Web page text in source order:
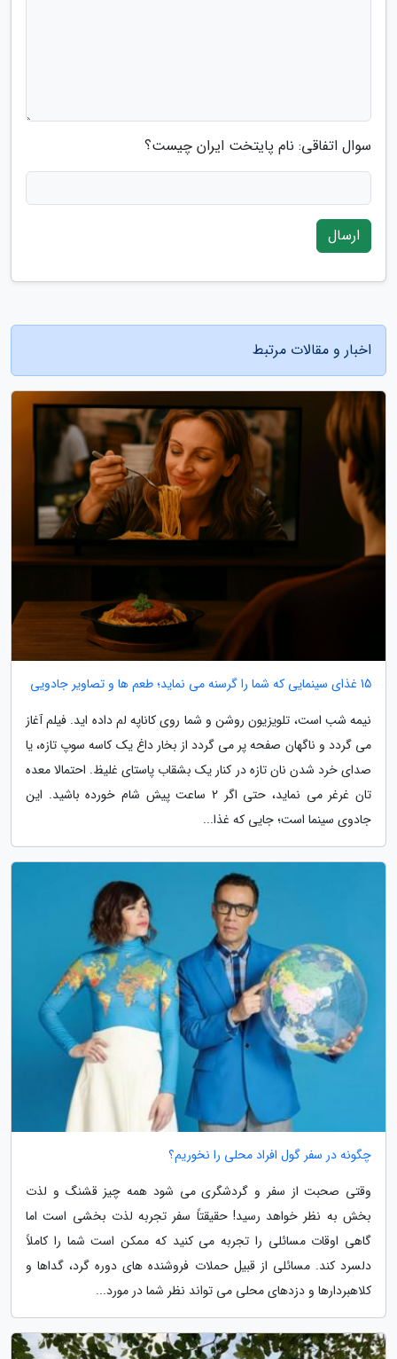
سوال اتفاقی: نام پایتخت ایران چیست؟
ارسال
اخبار و مقالات مرتبط
15 غذای سینمایی که شما را گرسنه می نماید؛ طعم ها و تصاویر جادویی
نیمه شب است، تلویزیون روشن و شما روی کاناپه لم داده اید. فیلم آغاز
می گردد و ناگهان صفحه پر می گردد از بخار داغ یک کاسه سوپ تازه، یا
صدای خرد شدن نان تازه در کنار یک بشقاب پاستای غلیظ. احتمالا معده
تان غرغر می نماید، حتی اگر 2 ساعت پیش شام خورده باشید. این
جادوی سینما است؛ جایی که غذا...
چگونه در سفر گول افراد محلی را نخوریم؟
وقتی صحبت از سفر و گردشگری می شود همه چیز قشنگ و لذت
بخش به نظر خواهد رسید! حقیقتاً سفر تجربه لذت بخشی است اما
گاهی اوقات مسائلی را تجربه می کنید که ممکن است شما را کاملاً
دلسرد کند. مسائلی از قبیل حملات فروشنده های دوره گرد، گداها و
کلاهبردارها و دزدهای محلی می تواند نظر شما در مورد...